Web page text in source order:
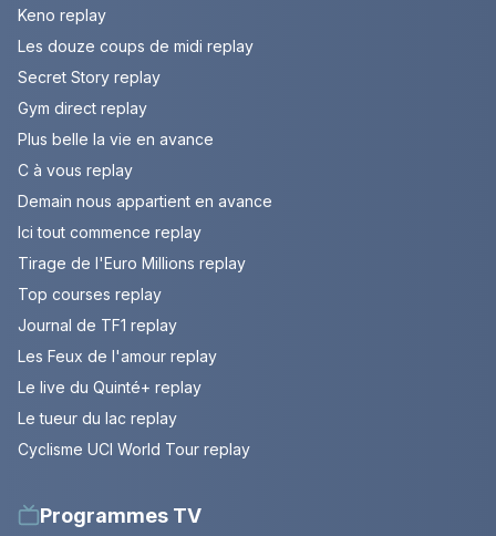
Keno replay
Les douze coups de midi replay
Secret Story replay
Gym direct replay
Plus belle la vie en avance
C à vous replay
Demain nous appartient en avance
Ici tout commence replay
Tirage de l'Euro Millions replay
Top courses replay
Journal de TF1 replay
Les Feux de l'amour replay
Le live du Quinté+ replay
Le tueur du lac replay
Cyclisme UCI World Tour replay
Programmes TV